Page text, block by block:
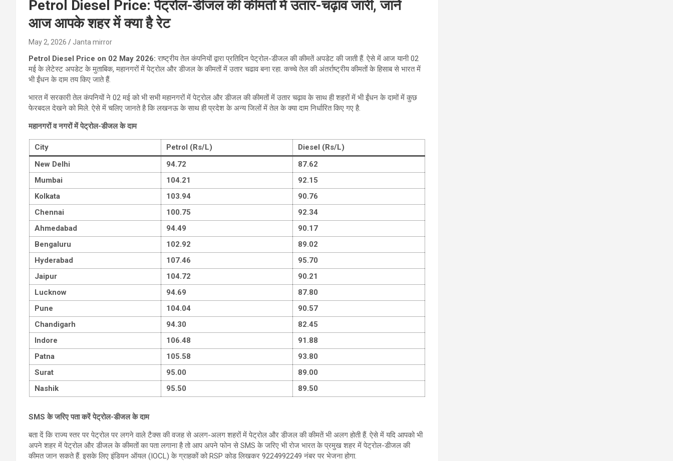
Petrol Diesel Price: पेट्रोल-डीजल की कीमतों में उतार-चढ़ाव जारी, जानें
आज आपके शहर में क्या है रेट
May 2, 2026 Janta mirror
Petrol Diesel Price on 02 May 2026:राष्ट्रीय तेल कंपनियों द्वारा प्रतिदिन पेट्रोल-डीजल की कीमतें अपडेट की जाती हैं. ऐसे में आज यानी 02
मई के लेटेस्ट अपडेट के मुताबिक, महानगरों में पेट्रोल और डीजल के कीमतों में उतार चढाव बना रहा. कच्चे तेल की अंतर्राष्ट्रीय कीमतों के हिसाब से भारत में
भी ईंधन के दाम तय किए जाते हैं.
भारत में सरकारी तेल कंपनियों ने 02 मई को भी सभी महानगरों में पेट्रोल और डीजल की कीमतों में उतार चढ़ाव के साथ ही शहरों में भी ईंधन के दामों में कुछ
फेरबदल देखने को मिले. ऐसे में चलि‍ए जानते है कि लखनऊ के साथ ही प्रदेश के अन्‍य जिलों में तेल के क्या दाम निर्धारित किए गए है.
महानगरों व नगरों में पेट्रोल-डीजल के दाम
City Petrol (Rs/L)
Diesel (Rs/L)
New Delhi
94.72
87.62
Mumbai
104.21
92.15
Kolkata
103.94
90.76
Chennai
100.75
92.34
Ahmedabad
94.49
90.17
Bengaluru
102.92
89.02
Hyderabad
107.46
95.70
Jaipur
104.72
90.21
Lucknow
94.69
87.80
Pune
104.04
90.57
Chandigarh
94.30
82.45
Indore
106.48
91.88
Patna
105.58
93.80
Surat
95.00
89.00
Nashik
95.50 89.50
SMSके जरिए पता करें पेट्रोल-डीजल के दाम
बता दें कि राज्य स्तर पर पेट्रोल पर लगने वाले टैक्स की वजह से अलग-अलग शहरों में पेट्रोल और डीजल की कीमतें भी अलग होती हैं. ऐसे में यदि आपको भी
अपने शहर में पेट्रोल और डीजल के कीमतों का पता लगाना है तो आप अपने फोन से SMS के जरिए भी रोज भारत के प्रमुख शहर में पेट्रोल-डीजल की
कीमत जान सकते हैं. इसके लिए इंडियन ऑयल (IOCL) के ग्राहकों को RSP कोड लिखकर 9224992249 नंबर पर भेजना होगा.